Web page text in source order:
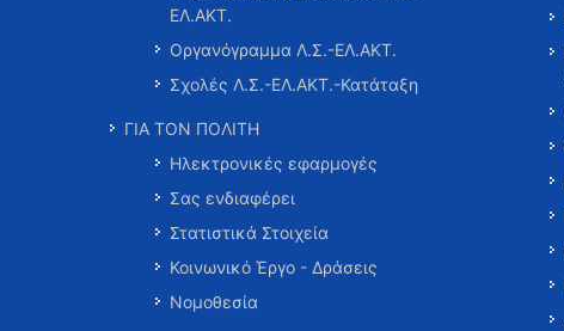
ΕΛ.ΑΚΤ.
Οργανόγραμμα Λ.Σ.-ΕΛ.ΑΚΤ.
Σχολές Λ.Σ.-ΕΛ.ΑΚΤ.-Κατάταξη
ΓΙΑ ΤΟΝ ΠΟΛΙΤΗ
Ηλεκτρονικές εφαρμογές
Σας ενδιαφέρει
Στατιστικά Στοιχεία
Κοινωνικό Έργο - Δράσεις
Νομοθεσία